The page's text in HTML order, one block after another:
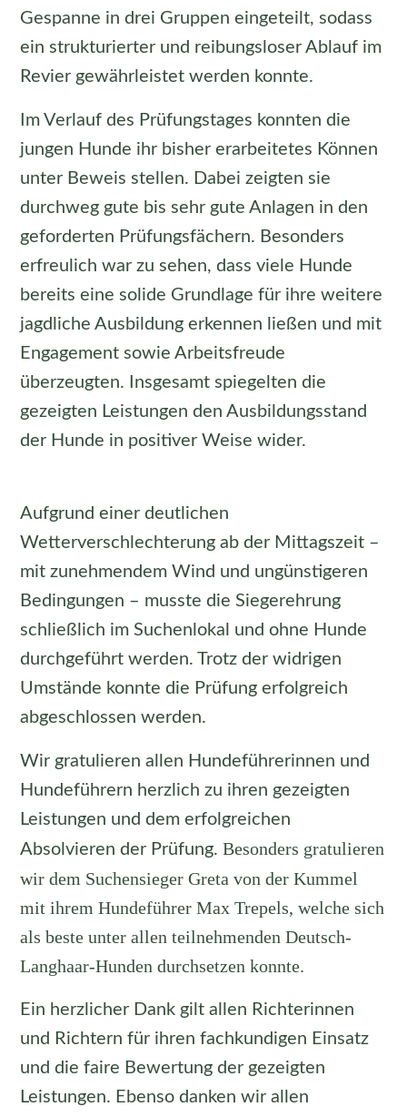
Gespanne in drei Gruppen eingeteilt, sodass
ein strukturierter und reibungsloser Ablauf im
Revier gewährleistet werden konnte.
Im Verlauf des Prüfungstages konnten die
jungen Hunde ihr bisher erarbeitetes Können
unter Beweis stellen. Dabei zeigten sie
durchweg gute bis sehr gute Anlagen in den
geforderten Prüfungsfächern. Besonders
erfreulich war zu sehen, dass viele Hunde
bereits eine solide Grundlage für ihre weitere
jagdliche Ausbildung erkennen ließen und mit
Engagement sowie Arbeitsfreude
überzeugten. Insgesamt spiegelten die
gezeigten Leistungen den Ausbildungsstand
der Hunde in positiver Weise wider.
Aufgrund einer deutlichen
Wetterverschlechterung ab der Mittagszeit –
mit zunehmendem Wind und ungünstigeren
Bedingungen – musste die Siegerehrung
schließlich im Suchenlokal und ohne Hunde
durchgeführt werden. Trotz der widrigen
Umstände konnte die Prüfung erfolgreich
abgeschlossen werden.
Wir gratulieren allen Hundeführerinnen und
Hundeführern herzlich zu ihren gezeigten
Leistungen und dem erfolgreichen
Absolvieren der Prüfung.Besonders gratulieren
wir dem Suchensieger Greta von der Kummel
mit ihrem Hundeführer Max Trepels, welche sich
als beste unter allen teilnehmenden Deutsch-
Langhaar-Hunden durchsetzen konnte.
Ein herzlicher Dank gilt allen Richterinnen
und Richtern für ihren fachkundigen Einsatz
und die faire Bewertung der gezeigten
Leistungen. Ebenso danken wir allen